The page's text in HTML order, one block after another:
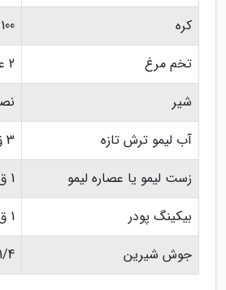
کره
100 گرم
تخم مرغ
2 عدد
شیر
آب لیمو ترش تازه
3 ق سوپ خوری
زست لیمو یا عصاره لیمو
1 ق سوپ خوری
بیکینگ پودر
1 ق چای خوری
جوش شیرین
1/4 ق چای خوری